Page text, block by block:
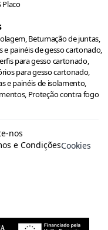
Placo
Betumação de juntas,
e painéis de gesso cartonado,
para gesso cartonado,
para gesso cartonado,
e painéis de isolamento,
Proteção contra fogo
nos
e CondiçõesCookies